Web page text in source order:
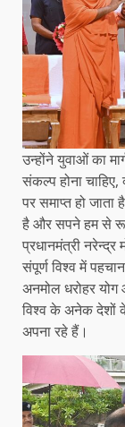
उन्होंने युवाओं का
संकल्प होना
पर समाप्त हो
है और सपने हम से
प्रधानमंत्री
संपूर्ण विश्व में
अनमोल धरोहर योग
विश्व के अनेक देशों
अपना रहे हैं।